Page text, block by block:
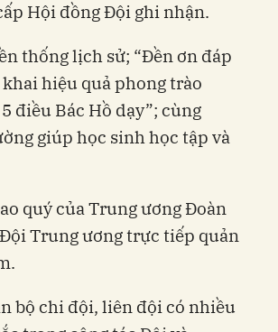
Hội đồng Đội ghi nhận.
thống lịch sử; “Đền ơn đáp
hiệu quả phong trào
điều Bác Hồ dạy”; cùng
giúp học sinh học tập và
quý của Trung ương Đoàn
Trung ương trực tiếp quản
bộ chi đội, liên đội có nhiều